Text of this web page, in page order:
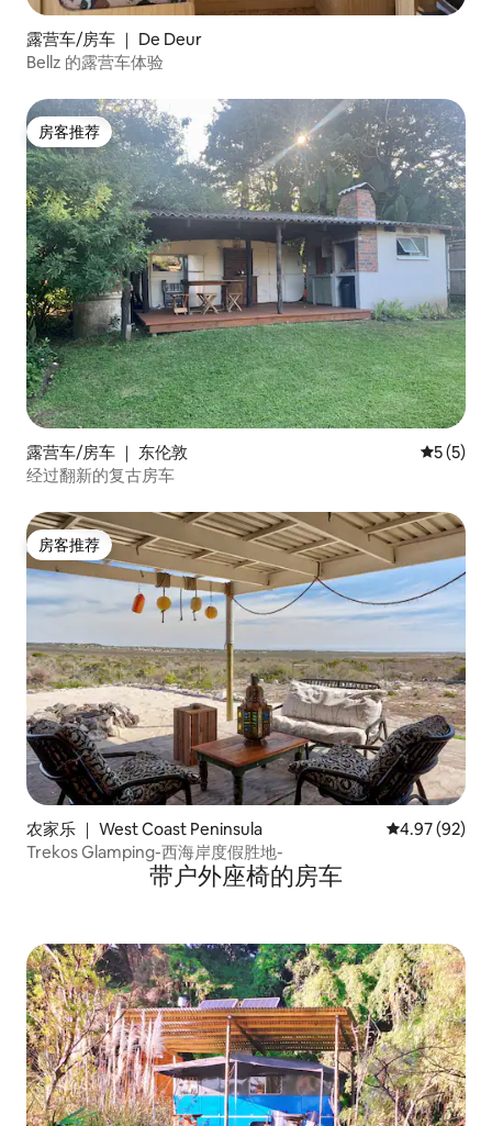
露营车/房车 ｜ De Deur
Bellz 的露营车体验
房客推荐
房客推荐
露营车/房车 ｜ 东伦敦 平均评分
5 (5)
经过翻新的复古房车
房客推荐
房客推荐
农家乐 ｜ West Coast Peninsula 平均评分
4.97 (92)
Trekos Glamping-西海岸度假胜地-
带户外座椅的房车